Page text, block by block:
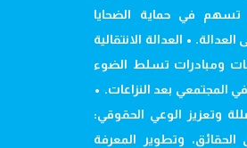
تسهم في حماية الضحايا
• العدالة الانتقالية
ومبادرات تسلط الضوء
المجتمعي بعد النزاعات. •
وتعزيز الوعي الحقوقي:
وتطوير المعرفة